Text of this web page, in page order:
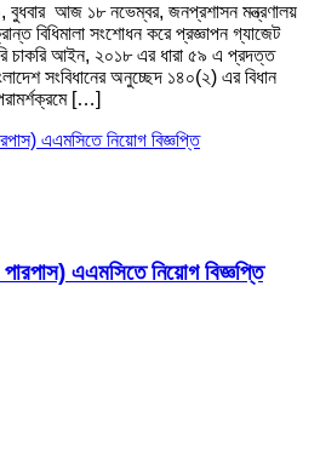
বুধবার আজ ১৮ নভেম্বর, জনপ্রশাসন মন্ত্রণালয়
বিধিমালা সংশোধন করে প্রজ্ঞাপন গ্যাজেট
চাকরি আইন, ২০১৮ এর ধারা ৫৯ এ প্রদত্ত
সংবিধানের অনুচ্ছেদ ১৪০(২) এর বিধান
[…]
এএমসিতে নিয়োগ বিজ্ঞপ্তি